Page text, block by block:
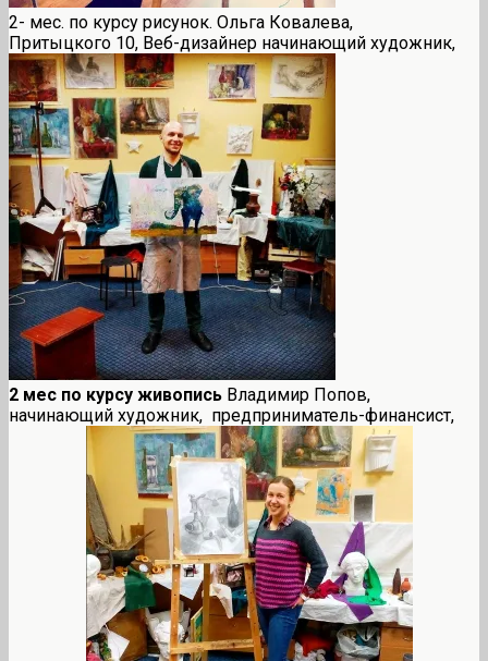
2- мес. по курсу рисунок. Ольга Ковалева,
Притыцкого 10, Веб-дизайнер начинающий художник,
2 мес по курсу живопись Владимир Попов,
начинающий художник, предприниматель-финансист,